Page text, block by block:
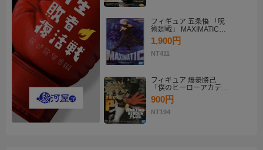
フィギュア 五条悟 「呪
術廻戦」 MAXIMATIC
SATORU GOJO
1,900円
NT411
フィギュア 爆豪勝己
「僕のヒーローアカデミ
ア」 THE AMAZING
HEROES-PLUS-
KATSUKI BAKUGO II
900円
NT194